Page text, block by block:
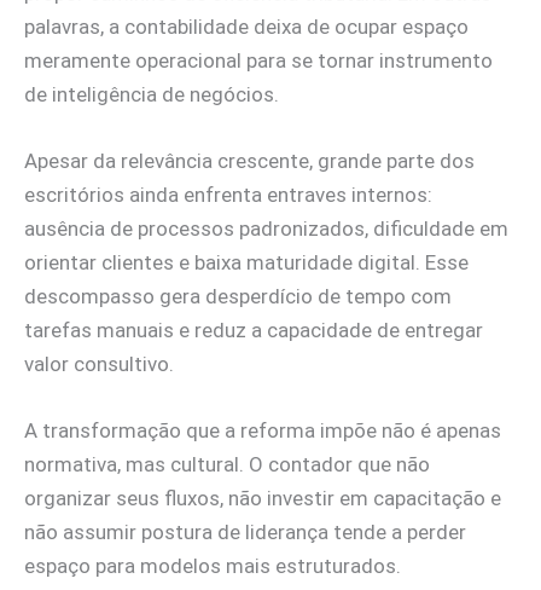
palavras, a contabilidade deixa de ocupar espaço
meramente operacional para se tornar instrumento
de inteligência de negócios.
Apesar da relevância crescente, grande parte dos
escritórios ainda enfrenta entraves internos:
ausência de processos padronizados, dificuldade em
orientar clientes e baixa maturidade digital. Esse
descompasso gera desperdício de tempo com
tarefas manuais e reduz a capacidade de entregar
valor consultivo.
A transformação que a reforma impõe não é apenas
normativa, mas cultural. O contador que não
organizar seus fluxos, não investir em capacitação e
não assumir postura de liderança tende a perder
espaço para modelos mais estruturados.